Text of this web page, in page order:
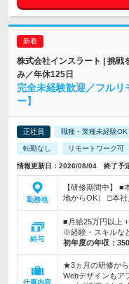
株式会社インスラート | 挑戦
み／年休125日
完全未経験歓迎／フル
ー】
正社員 職種・業種未経験OK
転勤なし リモートワーク可
情報更新日：2026/08/04 終了予
勤務地
【研修期間中】
地からOK） □本
給与
■月給25万円以上
※経験・スキルな
初年度の年収：
仕事内容
★3ヵ月の研修か
Webデザインもア